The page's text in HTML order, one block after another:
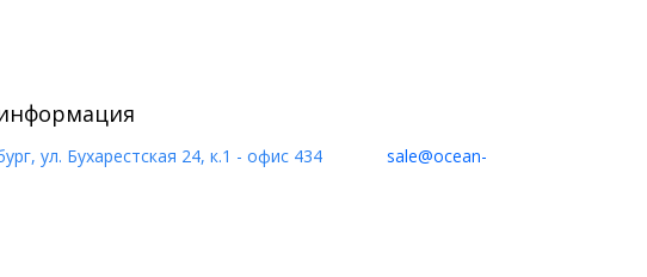
ул. Бухарестская 24, к.1 - офис 434
sale@ocean-